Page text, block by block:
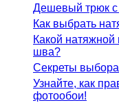
Дешевый трюк с
Как выбрать
Какой
шва?
Секреты
Узнайте, как
фотообои!